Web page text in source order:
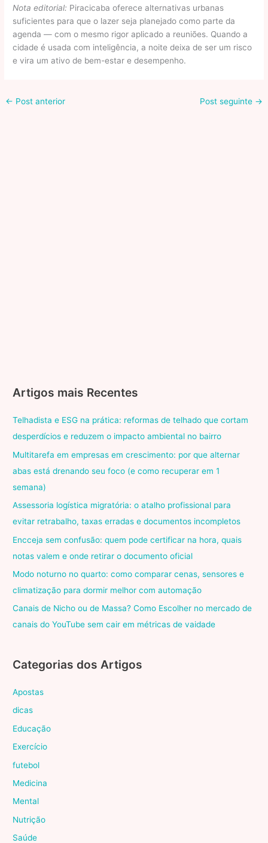
Nota editorial: Piracicaba oferece alternativas urbanas
suficientes para que o lazer seja planejado como parte da
agenda — com o mesmo rigor aplicado a reuniões. Quando a
cidade é usada com inteligência, a noite deixa de ser um risco
e vira um ativo de bem-estar e desempenho.
← Post anterior Post seguinte →
Artigos mais Recentes
Telhadista e ESG na prática: reformas de telhado que cortam
desperdícios e reduzem o impacto ambiental no bairro
Multitarefa em empresas em crescimento: por que alternar
abas está drenando seu foco (e como recuperar em 1
semana)
Assessoria logística migratória: o atalho profissional para
evitar retrabalho, taxas erradas e documentos incompletos
Encceja sem confusão: quem pode certificar na hora, quais
notas valem e onde retirar o documento oficial
Modo noturno no quarto: como comparar cenas, sensores e
climatização para dormir melhor com automação
Canais de Nicho ou de Massa? Como Escolher no mercado de
canais do YouTube sem cair em métricas de vaidade
Categorias dos Artigos
Apostas
dicas
Educação
Exercício
futebol
Medicina
Mental
Nutrição
Saúde